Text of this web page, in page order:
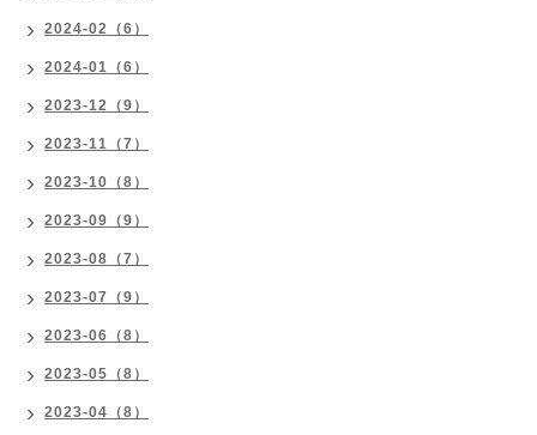
2024-02（6）
2024-01（6）
2023-12（9）
2023-11（7）
2023-10（8）
2023-09（9）
2023-08（7）
2023-07（9）
2023-06（8）
2023-05（8）
2023-04（8）